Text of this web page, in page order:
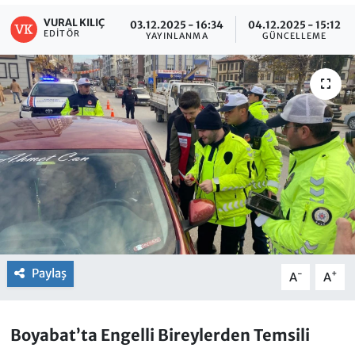
VURAL KILIÇ
EDITÖR
03.12.2025 - 16:34
YAYINLANMA
04.12.2025 - 15:12
GÜNCELLEME
Paylaş A- A+
Boyabat’ta Engelli Bireylerden Temsili
Haber Arşivi